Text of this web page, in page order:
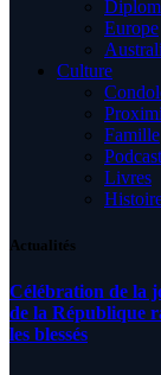
Europe
Culture
Famille
Podcast
Livres
Actualités
Célébration de la
de la République
les blessés